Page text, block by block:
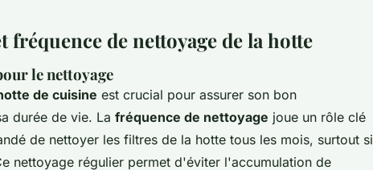
de nettoyage de la hotte
le nettoyage
de cuisine est crucial pour assurer son bon
durée de vie. La fréquence de nettoyage joue un rôle clé
de nettoyer les filtres de la hotte tous les mois, surtout si
nettoyage régulier permet d'éviter l'accumulation de